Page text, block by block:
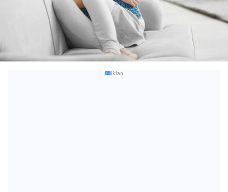
Iklan